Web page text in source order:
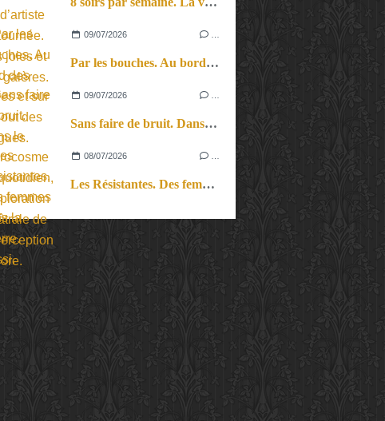
09/07/2026
Par les bouches. Au bord des lèvres et sur le bout des langues.
09/07/2026
Sans faire de bruit. Dans le microcosme du quotidien, l’exploration théâtrale de la perception sonore.
08/07/2026
Les Résistantes. Des femmes dans la guerre. Aussi.